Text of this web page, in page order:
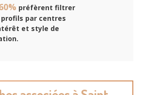
préfèrent filtrer
profils par centres
et style de